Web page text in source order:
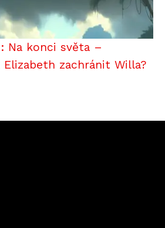
Na konci světa –
Elizabeth zachránit Willa?